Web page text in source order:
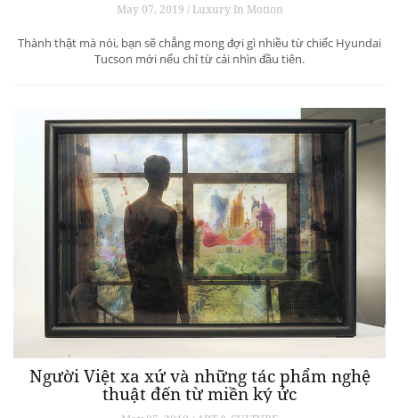
May 07, 2019 / Luxury In Motion
Thành thật mà nói, bạn sẽ chẳng mong đợi gì nhiều từ chiếc Hyundai
Tucson mới nếu chỉ từ cái nhìn đầu tiên.
Người Việt xa xứ và những tác phẩm nghệ
thuật đến từ miền ký ức